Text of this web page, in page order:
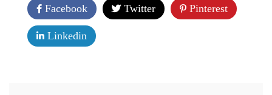
Facebook Twitter Pinterest
Linkedin